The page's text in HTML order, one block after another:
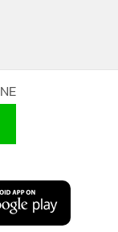
งเวทีเฉพาะกิจที่
ขลา เฝ้าบัตร
าด จนท.กว่า 2